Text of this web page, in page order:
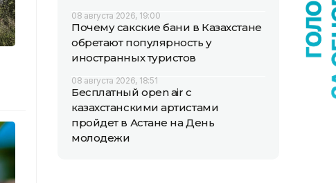
08 августа 2026, 19:00
Почему сакские бани в Казахстане
обретают популярность у
иностранных туристов
08 августа 2026, 18:51
Бесплатный open air с
казахстанскими артистами
пройдет в Астане на День
молодежи